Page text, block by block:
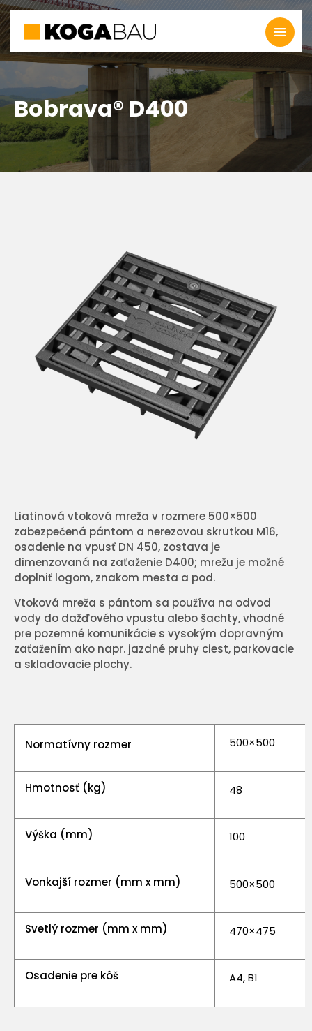
Bobrava® D400
Liatinová vtoková mreža v rozmere 500×500
zabezpečená pántom a nerezovou skrutkou M16,
osadenie na vpusť DN 450, zostava je
dimenzovaná na zaťaženie D400; mrežu je možné
doplniť logom, znakom mesta a pod.
Vtoková mreža s pántom sa používa na odvod
vody do dažďového vpustu alebo šachty, vhodné
pre pozemné komunikácie s vysokým dopravným
zaťažením ako napr. jazdné pruhy ciest, parkovacie
a skladovacie plochy.
Normatívny rozmer 500×500
Hmotnosť (kg) 48
Výška (mm) 100
Vonkajší rozmer (mm x mm) 500×500
Svetlý rozmer (mm x mm) 470×475
Osadenie pre kôš A4, B1